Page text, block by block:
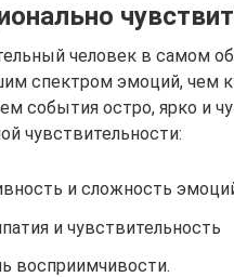
человек в самом
спектром эмоций, чем
события остро, ярко и
чувствительности:
и сложность
и чувствительность
восприимчивости.